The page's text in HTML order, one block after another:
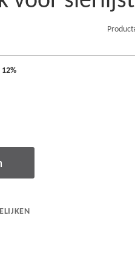
Product
12%